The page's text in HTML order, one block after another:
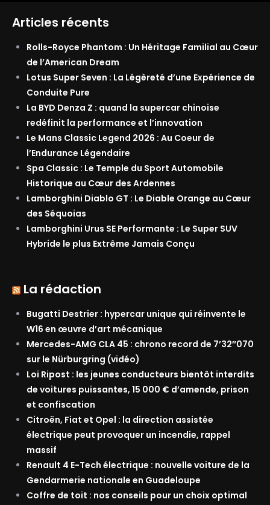
Articles récents
Rolls-Royce Phantom : Un Héritage Familial au Cœur
de l’American Dream
Lotus Super Seven : La Légèreté d’une Expérience de
Conduite Pure
La BYD Denza Z : quand la supercar chinoise
redéfinit la performance et l’innovation
Le Mans Classic Legend 2026 : Au Coeur de
l’Endurance Légendaire
Spa Classic : Le Temple du Sport Automobile
Historique au Cœur des Ardennes
Lamborghini Diablo GT : Le Diable Orange au Cœur
des Séquoias
Lamborghini Urus SE Performante : Le Super SUV
Hybride le plus Extrême Jamais Conçu
La rédaction
Bugatti Destrier : hypercar unique qui réinvente le
W16 en œuvre d’art mécanique
Mercedes-AMG CLA 45 : chrono record de 7’32″070
sur le Nürburgring (vidéo)
Loi Ripost : les jeunes conducteurs bientôt interdits
de voitures puissantes, 15 000 € d’amende, prison
et confiscation
Citroën, Fiat et Opel : la direction assistée
électrique peut provoquer un incendie, rappel
massif
Renault 4 E-Tech électrique : nouvelle voiture de la
Gendarmerie nationale en Guadeloupe
Coffre de toit : nos conseils pour un choix optimal